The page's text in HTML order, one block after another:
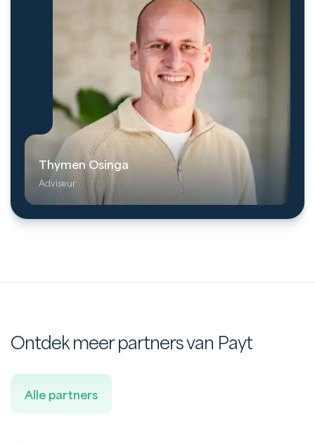
Thymen Osinga
Adviseur
Ontdek meer partners van Payt
Alle partners